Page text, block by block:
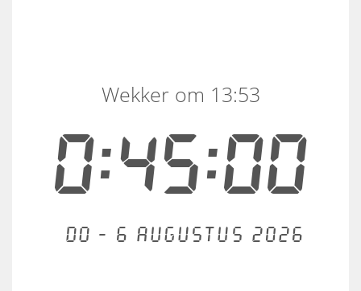
0:45:00
Wekker om 13:53
Do - 6 augustus 2026